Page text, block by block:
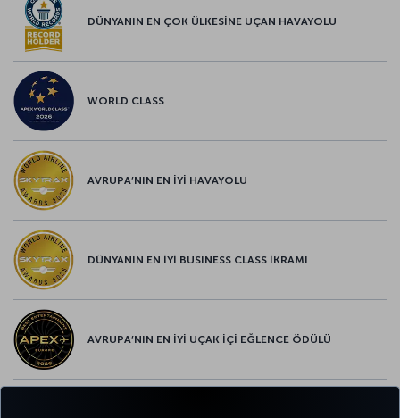
DÜNYANIN EN ÇOK ÜLKESİNE UÇAN HAVAYOLU
WORLD CLASS
AVRUPA’NIN EN İYİ HAVAYOLU
DÜNYANIN EN İYİ BUSINESS CLASS İKRAMI
AVRUPA’NIN EN İYİ UÇAK İÇİ EĞLENCE ÖDÜLÜ